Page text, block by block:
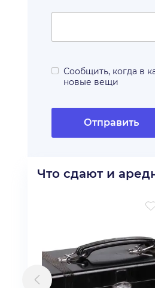
Сообщить, когда в
новые вещи
Отправить
Что сдают и